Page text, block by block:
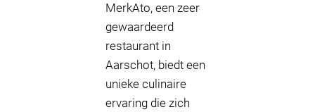
MerkAto, een zeer
gewaardeerd
restaurant in
Aarschot, biedt een
unieke culinaire
ervaring die zich